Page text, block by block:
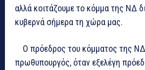
αλλά κοιτάζουμε το κόμμα της ΝΔ
κυβερνά σήμερα τη χώρα μας.
Ο πρόεδρος του κόμματος της ΝΔ
πρωθυπουργός, όταν εξελέγη